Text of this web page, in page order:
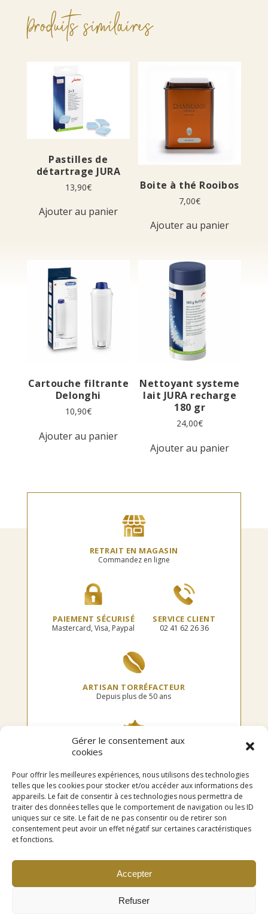
Gérer le consentement aux
cookies
Pour offrir les meilleures expériences, nous utilisons des technologies
telles que les cookies pour stocker et/ou accéder aux informations des
appareils. Le fait de consentir à ces technologies nous permettra de
traiter des données telles que le comportement de navigation ou les ID
uniques sur ce site. Le fait de ne pas consentir ou de retirer son
consentement peut avoir un effet négatif sur certaines caractéristiques
et fonctions.
Accepter
Refuser
Produits similaires
Pastilles de
détartrage JURA
13,90€
Ajouter au panier
Boite à thé Rooibos
7,00€
Ajouter au panier
Cartouche filtrante
Delonghi
10,90€
Ajouter au panier
Nettoyant systeme
lait JURA recharge
180 gr
24,00€
Ajouter au panier
RETRAIT EN MAGASIN
Commandez en ligne
PAIEMENT SÉCURISÉ
Mastercard, Visa, Paypal
SERVICE CLIENT
02 41 62 26 36
ARTISAN TORRÉFACTEUR
Depuis plus de 50 ans
TORRÉFIÉ EN FRANCE
LIVRAISON OFFERTE
en point relais dès 75€ d’achat